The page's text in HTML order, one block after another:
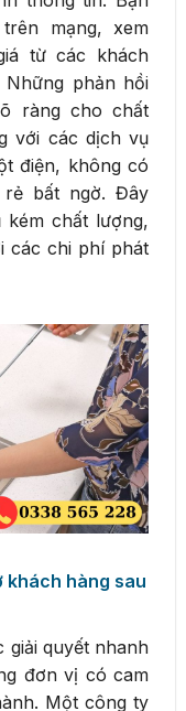
mạng, xem
từ các khách
phản hồi
ràng cho chất
với các dịch vụ
điện, không có
bất ngờ. Đây
chất lượng,
các chi phí phát
khách hàng sau
giải quyết nhanh
đơn vị có cam
Một công ty